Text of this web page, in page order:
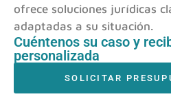
ofrece soluciones jurídicas
adaptadas a su situación.
Cuéntenos su caso y
personalizada
SOLICITAR